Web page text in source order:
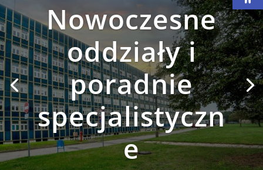
Nowoczesne
oddziały i
poradnie
specjalistyczn
e